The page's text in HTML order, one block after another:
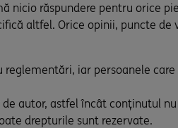
nicio răspundere pentru orice
altfel. Orice opinii, puncte
iar persoanele
autor, astfel încât conținutul
drepturile sunt rezervate.